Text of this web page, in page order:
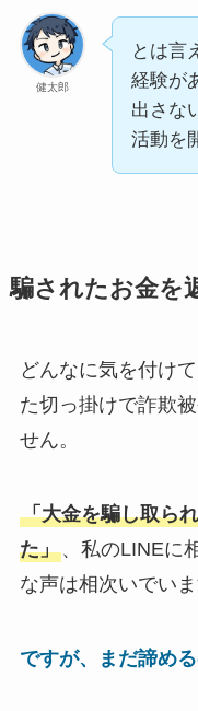
健太郎
とは言
経験が
出さな
活動を
騙されたお金を
どんなに気を付け
た切っ掛けで詐欺
せん。
「大金を騙し取ら
た」、私のLINEに
な声は相次いでいま
ですが、まだ諦め